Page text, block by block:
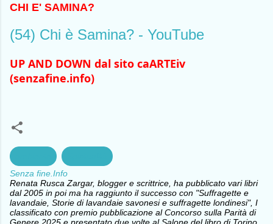
CHI E' SAMINA?
(54) Chi è Samina? - YouTube
UP AND DOWN dal sito caARTEiv
(senzafine.info)
Senza fine.Info
Renata Rusca Zargar, blogger e scrittrice, ha pubblicato vari libri
dal 2005 in poi ma ha raggiunto il successo con "Suffragette e
lavandaie, Storie di lavandaie savonesi e suffragette londinesi", I
classificato con premio pubblicazione al Concorso sulla Parità di
Genere 2025 e presentato due volte al Salone del libro di Torino